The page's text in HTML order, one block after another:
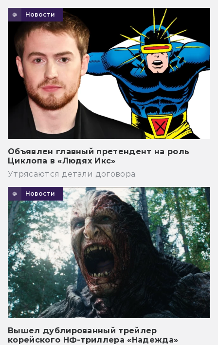
Новости
Объявлен главный претендент на роль
Циклопа в «Людях Икс»
Утрясаются детали договора.
Новости
Вышел дублированный трейлер
корейского НФ-триллера «Надежда»